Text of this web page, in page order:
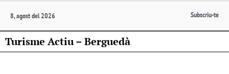
8, agost del 2026 Subscriu-te
Turisme Actiu – Berguedà